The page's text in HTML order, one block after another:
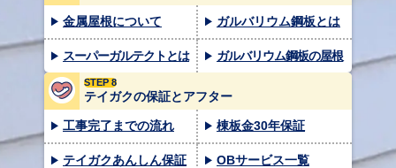
金属屋根について ガルバリウム鋼板とは
スーパーガルテクトとは ガルバリウム鋼板の屋根
STEP 8
テイガクの保証とアフター
工事完了までの流れ 棟板金30年保証
テイガクあんしん保証 OBサービス一覧